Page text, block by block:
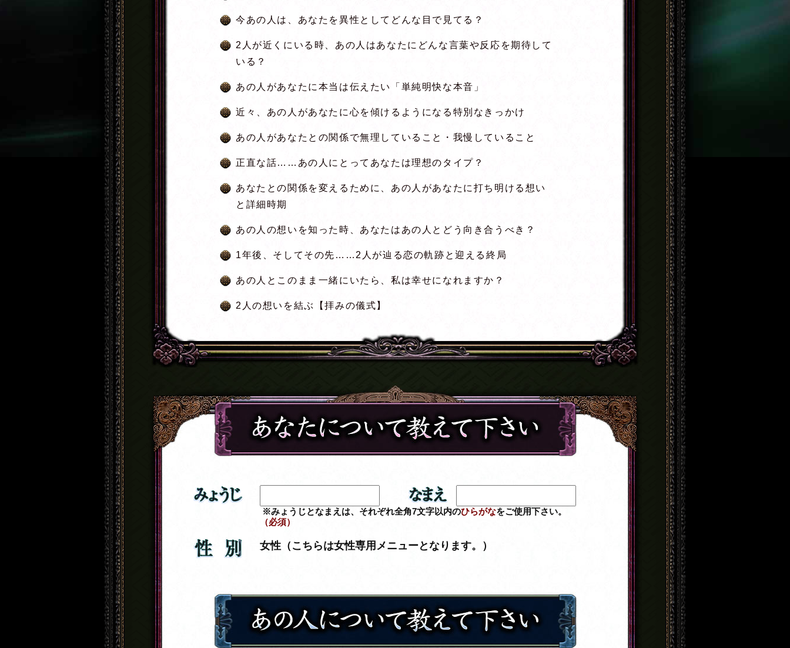
今あの人は、あなたを異性としてどんな目で見てる？
2人が近くにいる時、あの人はあなたにどんな言葉や反応を期待して
いる？
あの人があなたに本当は伝えたい「単純明快な本音」
近々、あの人があなたに心を傾けるようになる特別なきっかけ
あの人があなたとの関係で無理していること・我慢していること
正直な話……あの人にとってあなたは理想のタイプ？
あなたとの関係を変えるために、あの人があなたに打ち明ける想い
と詳細時期
あの人の想いを知った時、あなたはあの人とどう向き合うべき？
1年後、そしてその先……2人が辿る恋の軌跡と迎える終局
あの人とこのまま一緒にいたら、私は幸せになれますか？
2人の想いを結ぶ【拝みの儀式】
※みょうじとなまえは、それぞれ全角7文字以内のひらがなをご使用下さい。
（必須）
女性（こちらは女性専用メニューとなります。）